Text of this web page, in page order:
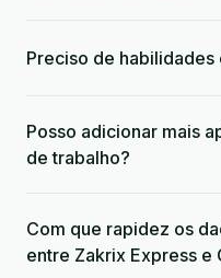
Preciso de
Posso adicionar mais
de trabalho?
Com que rapidez os
entre Zakrix Express e